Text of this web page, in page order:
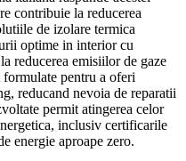
contribuie la reducerea
de izolare termica
optime in interior cu
reducerea emisiilor de gaze
formulate pentru a oferi
reducand nevoia de reparatii
permit atingerea celor
inclusiv certificarile
energie aproape zero.